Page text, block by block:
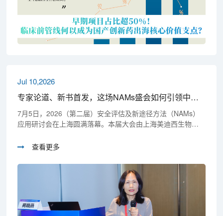
Jul 10,2026
专家论道、新书首发，这场NAMs盛会如何引领中国创新药安全性评价走向破局与共识？
7月5日，2026（第二届）安全评估及新途径方法（NAMs）
应用研讨会在上海圆满落幕。本届大会由上海美迪西生物医
外专家与行业嘉宾，聚焦国内外最新法规与技术成果进展，
域开展广泛、深入探讨，为NAMs在我国非临床安全评价领域
的标准化、国际化落地提供了可执行的路径指引。大会由美
迪西首席科学官彭双清教授担任主席，临床前研究事业部执
行副总裁葛建博士担任主持人。
查看更多